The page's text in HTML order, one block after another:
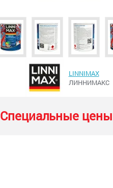
LINNIMAX
ЛИННИМАКС
Специальные цены